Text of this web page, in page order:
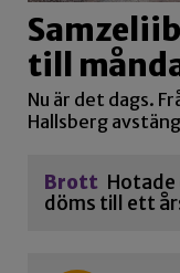
till
Nu är det dags.
Hallsberg
Brott Hotade
döms till ett